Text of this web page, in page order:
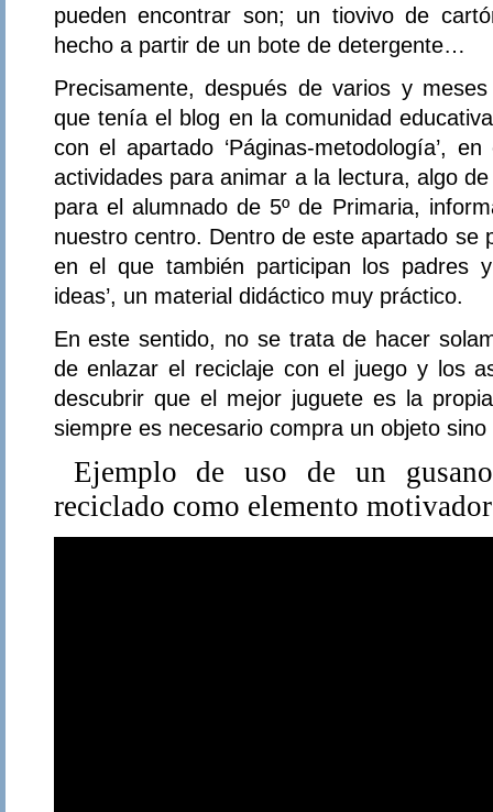
pueden encontrar son; un tiovivo de
hecho a partir de un bote de detergente…
Precisamente, después de varios y
que tenía el blog en la comunidad
con el apartado ‘Páginas-metodología’,
actividades para animar a la lectura, algo
para el alumnado de 5º de Primaria,
nuestro centro. Dentro de este apartado se
en el que también participan los padres
ideas’, un material didáctico muy práctico.
En este sentido, no se trata de hacer
de enlazar el reciclaje con el juego y los
descubrir que el mejor juguete es la
siempre es necesario compra un objeto
Ejemplo de uso de un
reciclado como elemento